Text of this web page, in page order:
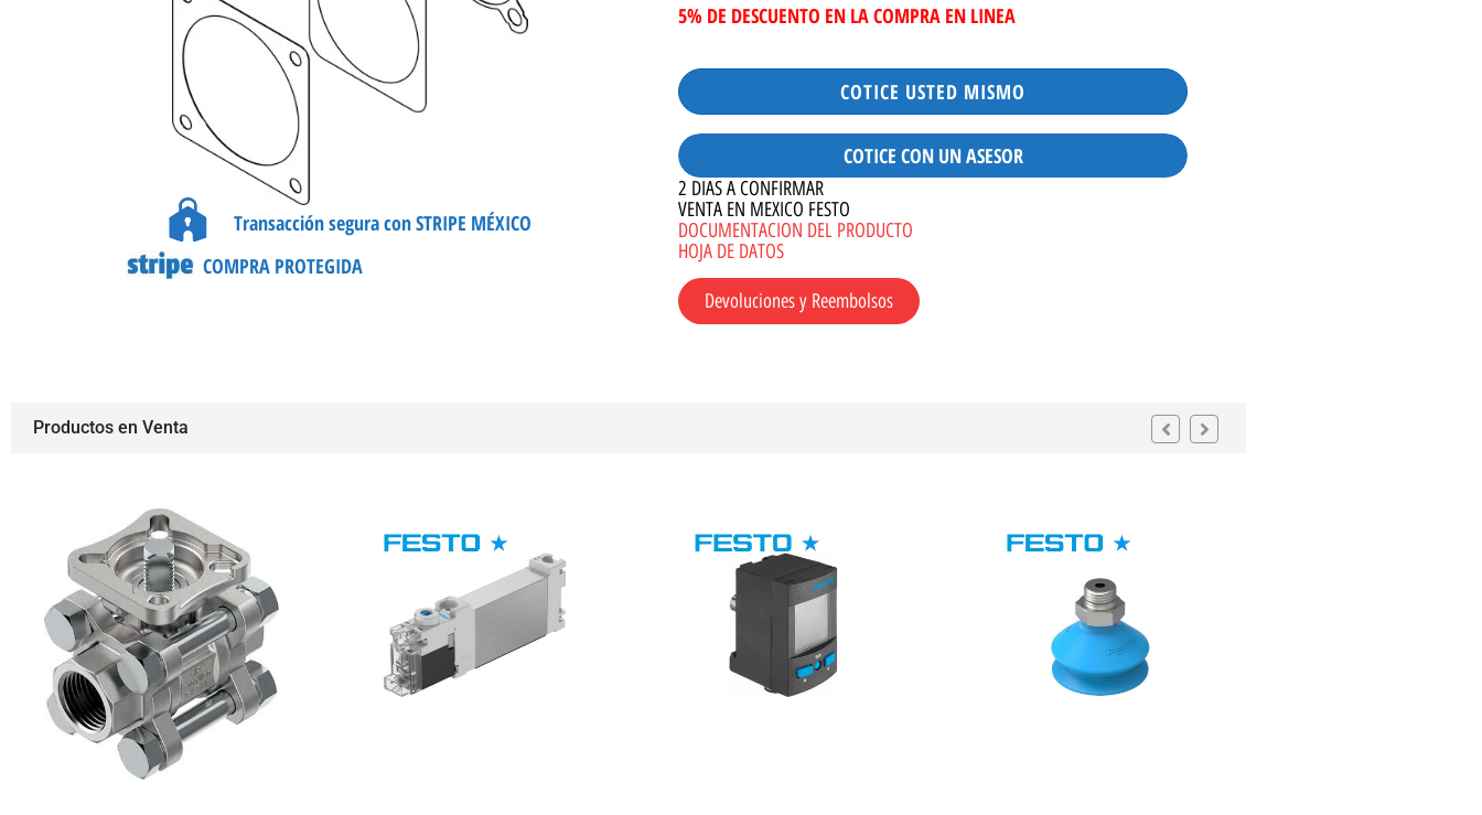
Transacción segura con STRIPE MÉXICO
COMPRA PROTEGIDA
5% DE DESCUENTO EN LA COMPRA EN LINEA
COTICE USTED MISMO
COTICE CON UN ASESOR
2 DIAS A CONFIRMAR
VENTA EN MEXICO FESTO
DOCUMENTACION DEL PRODUCTO
HOJA DE DATOS
Devoluciones y Reembolsos
Productos en Venta